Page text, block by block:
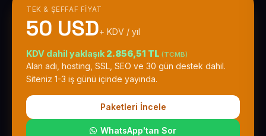
TEK & ŞEFFAF FIYAT
50 USD+ KDV / yıl
KDV dahil yaklaşık 2.856,51 TL (TCMB)
Alan adı, hosting, SSL, SEO ve 30 gün destek dahil.
Siteniz 1-3 iş günü içinde yayında.
Paketleri İncele
WhatsApp'tan Sor